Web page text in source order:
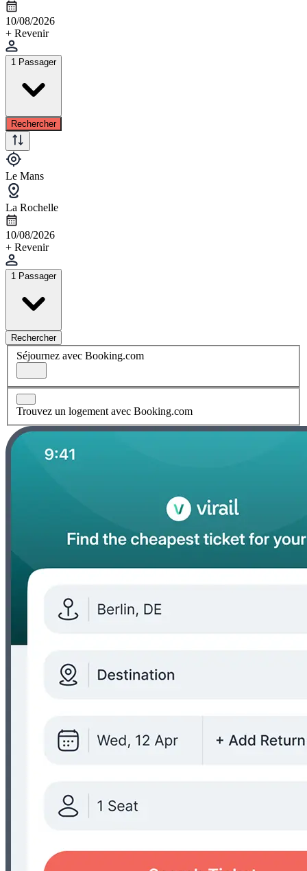
10/08/2026
+ Revenir
1 Passager
Rechercher
Le Mans
La Rochelle
10/08/2026
+ Revenir
1 Passager
Rechercher
Séjournez avec Booking.com
Trouvez un logement avec Booking.com